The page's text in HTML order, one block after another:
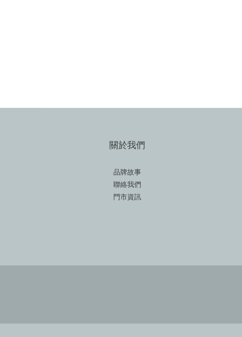
關於我們
品牌故事
聯絡我們
門市資訊